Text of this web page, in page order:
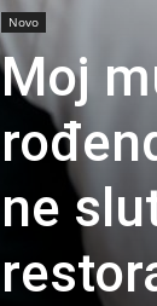
Novo
Moj
ne